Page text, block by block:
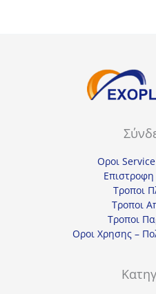
Οροι
Τροποι
Τροποι
Τροποι
Οροι Χρησης –